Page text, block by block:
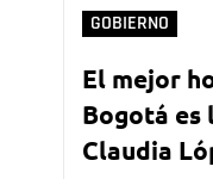
GOBIERNO
El mejor
Bogotá es
Claudia